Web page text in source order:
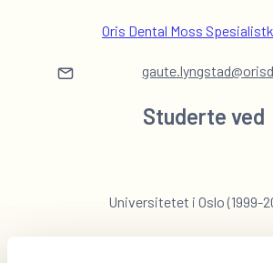
Oris Dental Moss
Studerte ved
Universitetet i Oslo (1999-